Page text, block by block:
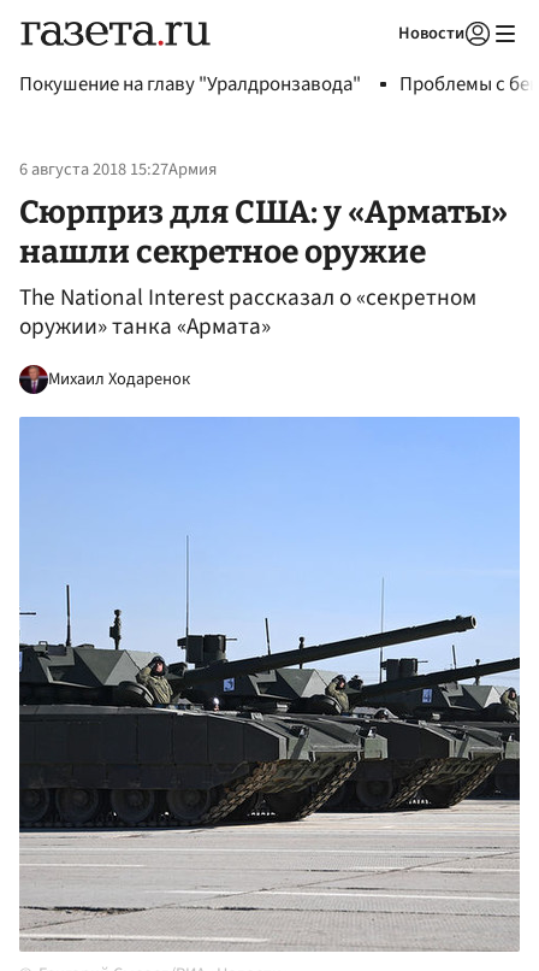
Новости
Покушение на главу "Уралдронзавода" Проблемы с
6 августа 2018 15:27Армия
Сюрприз для США: у «Арматы»
нашли секретное оружие
The National Interest рассказал о «секретном
оружии» танка «Армата»
Михаил Ходаренок